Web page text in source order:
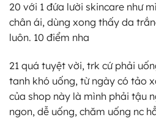
20 với 1 đứa lười skincare như
chân ái, dùng xong thấy da
luôn. 10 điểm nha
21 quá tuyệt vời, trk cứ phải
tanh khó uống, từ ngày có tảo
của shop này là mình phải tậu
ngon, dễ uống, chăm uống nc